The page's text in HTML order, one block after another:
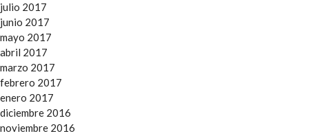
julio 2017
junio 2017
mayo 2017
abril 2017
marzo 2017
febrero 2017
enero 2017
diciembre 2016
noviembre 2016